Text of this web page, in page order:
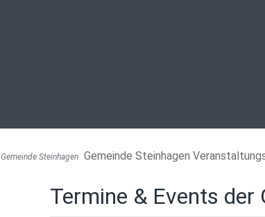
Gemeinde Steinhagen Gemeinde Steinhagen
Termine & Events der